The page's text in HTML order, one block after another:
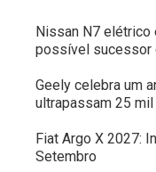
Nissan N7 elétrico
possível sucessor
Geely celebra um
ultrapassam 25
Fiat Argo X 2027:
Setembro